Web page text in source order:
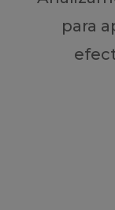
para